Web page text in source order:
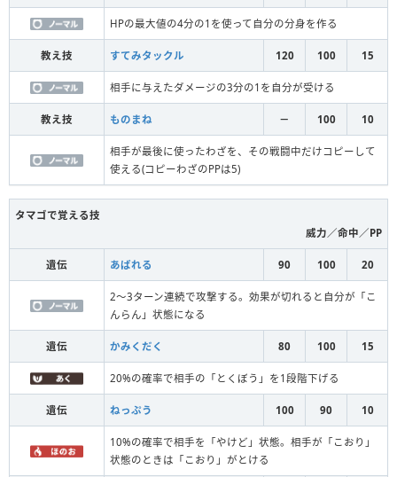
HPの最大値の4分の1を使って自分の分身を作る
教え技 すてみタックル 120 100 15
相手に与えたダメージの3分の1を自分が受ける
教え技 ものまね － 100 10
相手が最後に使ったわざを、その戦闘中だけコピーして
使える(コピーわざのPPは5)
タマゴで覚える技
威力／命中／PP
遺伝 あばれる 90 100 20
2～3ターン連続で攻撃する。効果が切れると自分が「こ
んらん」状態になる
遺伝 かみくだく 80 100 15
20%の確率で相手の「とくぼう」を1段階下げる
遺伝 ねっぷう 100 90 10
10%の確率で相手を「やけど」状態。相手が「こおり」
状態のときは「こおり」がとける